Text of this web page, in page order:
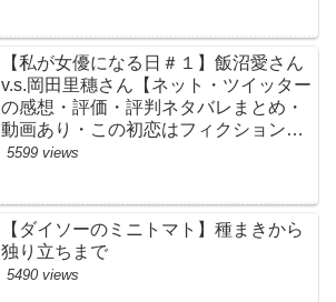
【私が女優になる日＃１】飯沼愛さん
v.s.岡田里穗さん【ネット・ツイッター
の感想・評価・評判ネタバレまとめ・
動画あり・この初恋はフィクションで
す・初恋Ｆ】
5599 views
【ダイソーのミニトマト】種まきから
独り立ちまで
5490 views